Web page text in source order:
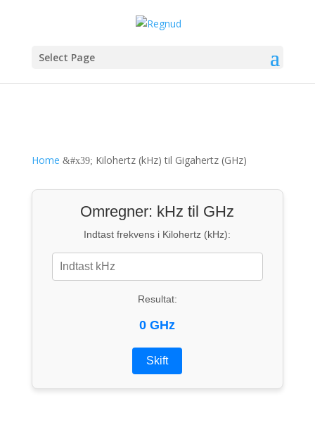
Select Page
Home &#x39; Kilohertz (kHz) til Gigahertz (GHz)
Omregner: kHz til GHz
Indtast frekvens i Kilohertz (kHz):
Resultat:
0 GHz
Skift